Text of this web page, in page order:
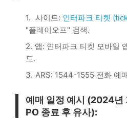
사이트: 인터파크 티켓
"플레이오프" 검색.
앱: 인터파크 티켓 모바일
드.
ARS: 1544-1555 전화 예
예매 일정 예시 (2024년
PO 종료 후 유사):